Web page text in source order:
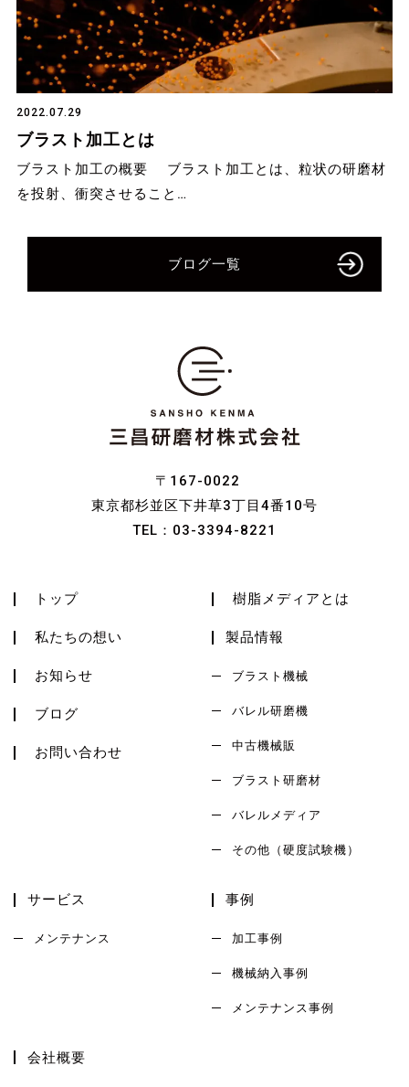
2022.07.29
ブラスト加工とは
ブラスト加工の概要 ブラスト加工とは、粒状の研磨材
を投射、衝突させること…
ブログ一覧
〒167-0022
東京都杉並区下井草3丁目4番10号
TEL： 03-3394-8221
トップ
私たちの想い
お知らせ
ブログ
お問い合わせ
樹脂メディアとは
製品情報
ブラスト機械
バレル研磨機
中古機械販
ブラスト研磨材
バレルメディア
その他（硬度試験機）
サービス
メンテナンス
事例
加工事例
機械納入事例
メンテナンス事例
会社概要